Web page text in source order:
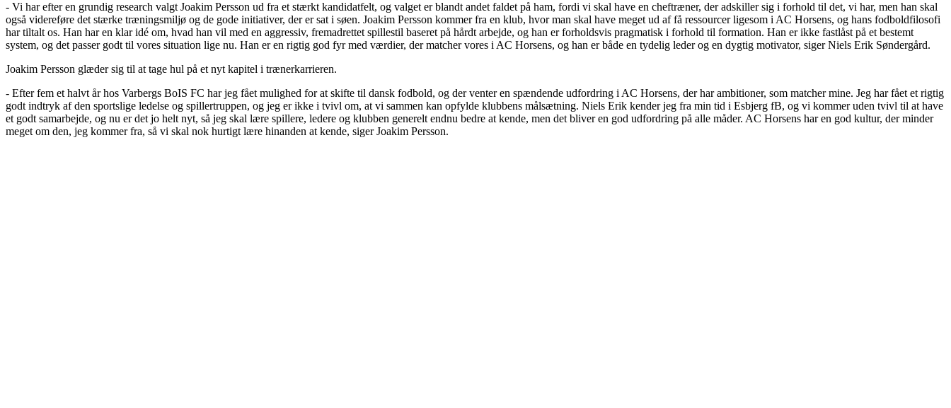
- Vi har efter en grundig research valgt Joakim Persson ud fra et stærkt kandidatfelt, og valget er blandt andet faldet på ham, fordi vi skal have en cheftræner, der adskiller sig i forhold til det, vi har, men han skal
også videreføre det stærke træningsmiljø og de gode initiativer, der er sat i søen. Joakim Persson kommer fra en klub, hvor man skal have meget ud af få ressourcer ligesom i AC Horsens, og hans fodboldfilosofi
har tiltalt os. Han har en klar idé om, hvad han vil med en aggressiv, fremadrettet spillestil baseret på hårdt arbejde, og han er forholdsvis pragmatisk i forhold til formation. Han er ikke fastlåst på et bestemt
system, og det passer godt til vores situation lige nu. Han er en rigtig god fyr med værdier, der matcher vores i AC Horsens, og han er både en tydelig leder og en dygtig motivator, siger Niels Erik Søndergård.
Joakim Persson glæder sig til at tage hul på et nyt kapitel i trænerkarrieren.
- Efter fem et halvt år hos Varbergs BoIS FC har jeg fået mulighed for at skifte til dansk fodbold, og der venter en spændende udfordring i AC Horsens, der har ambitioner, som matcher mine. Jeg har fået et rigtig
godt indtryk af den sportslige ledelse og spillertruppen, og jeg er ikke i tvivl om, at vi sammen kan opfylde klubbens målsætning. Niels Erik kender jeg fra min tid i Esbjerg fB, og vi kommer uden tvivl til at have
et godt samarbejde, og nu er det jo helt nyt, så jeg skal lære spillere, ledere og klubben generelt endnu bedre at kende, men det bliver en god udfordring på alle måder. AC Horsens har en god kultur, der minder
meget om den, jeg kommer fra, så vi skal nok hurtigt lære hinanden at kende, siger Joakim Persson.